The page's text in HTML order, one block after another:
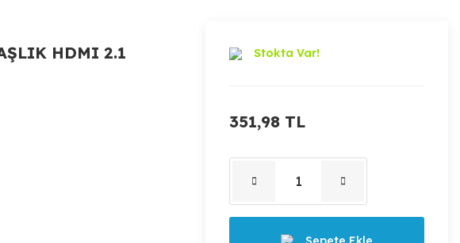
HDMI 2.1
Stokta Var!
351,98 TL